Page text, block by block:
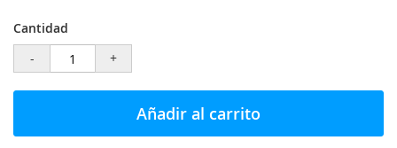
Cantidad
-
+
Añadir al carrito